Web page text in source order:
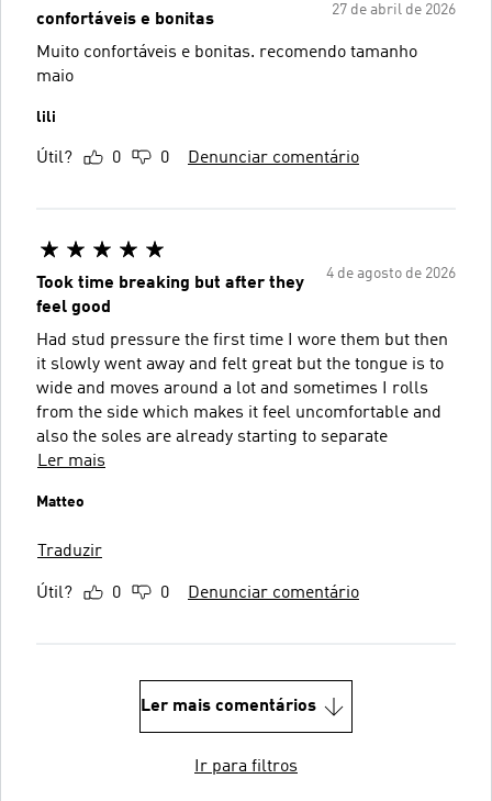
27 de abril de 2026
confortáveis e bonitas
Muito confortáveis e bonitas. recomendo tamanho
maio
lili
Útil? 0 0 Denunciar comentário
4 de agosto de 2026
Took time breaking but after they
feel good
Had stud pressure the first time I wore them but then
it slowly went away and felt great but the tongue is to
wide and moves around a lot and sometimes I rolls
from the side which makes it feel uncomfortable and
also the soles are already starting to separate
Ler mais
Matteo
Traduzir
Útil? 0 0 Denunciar comentário
Ler mais comentários
Ir para filtros